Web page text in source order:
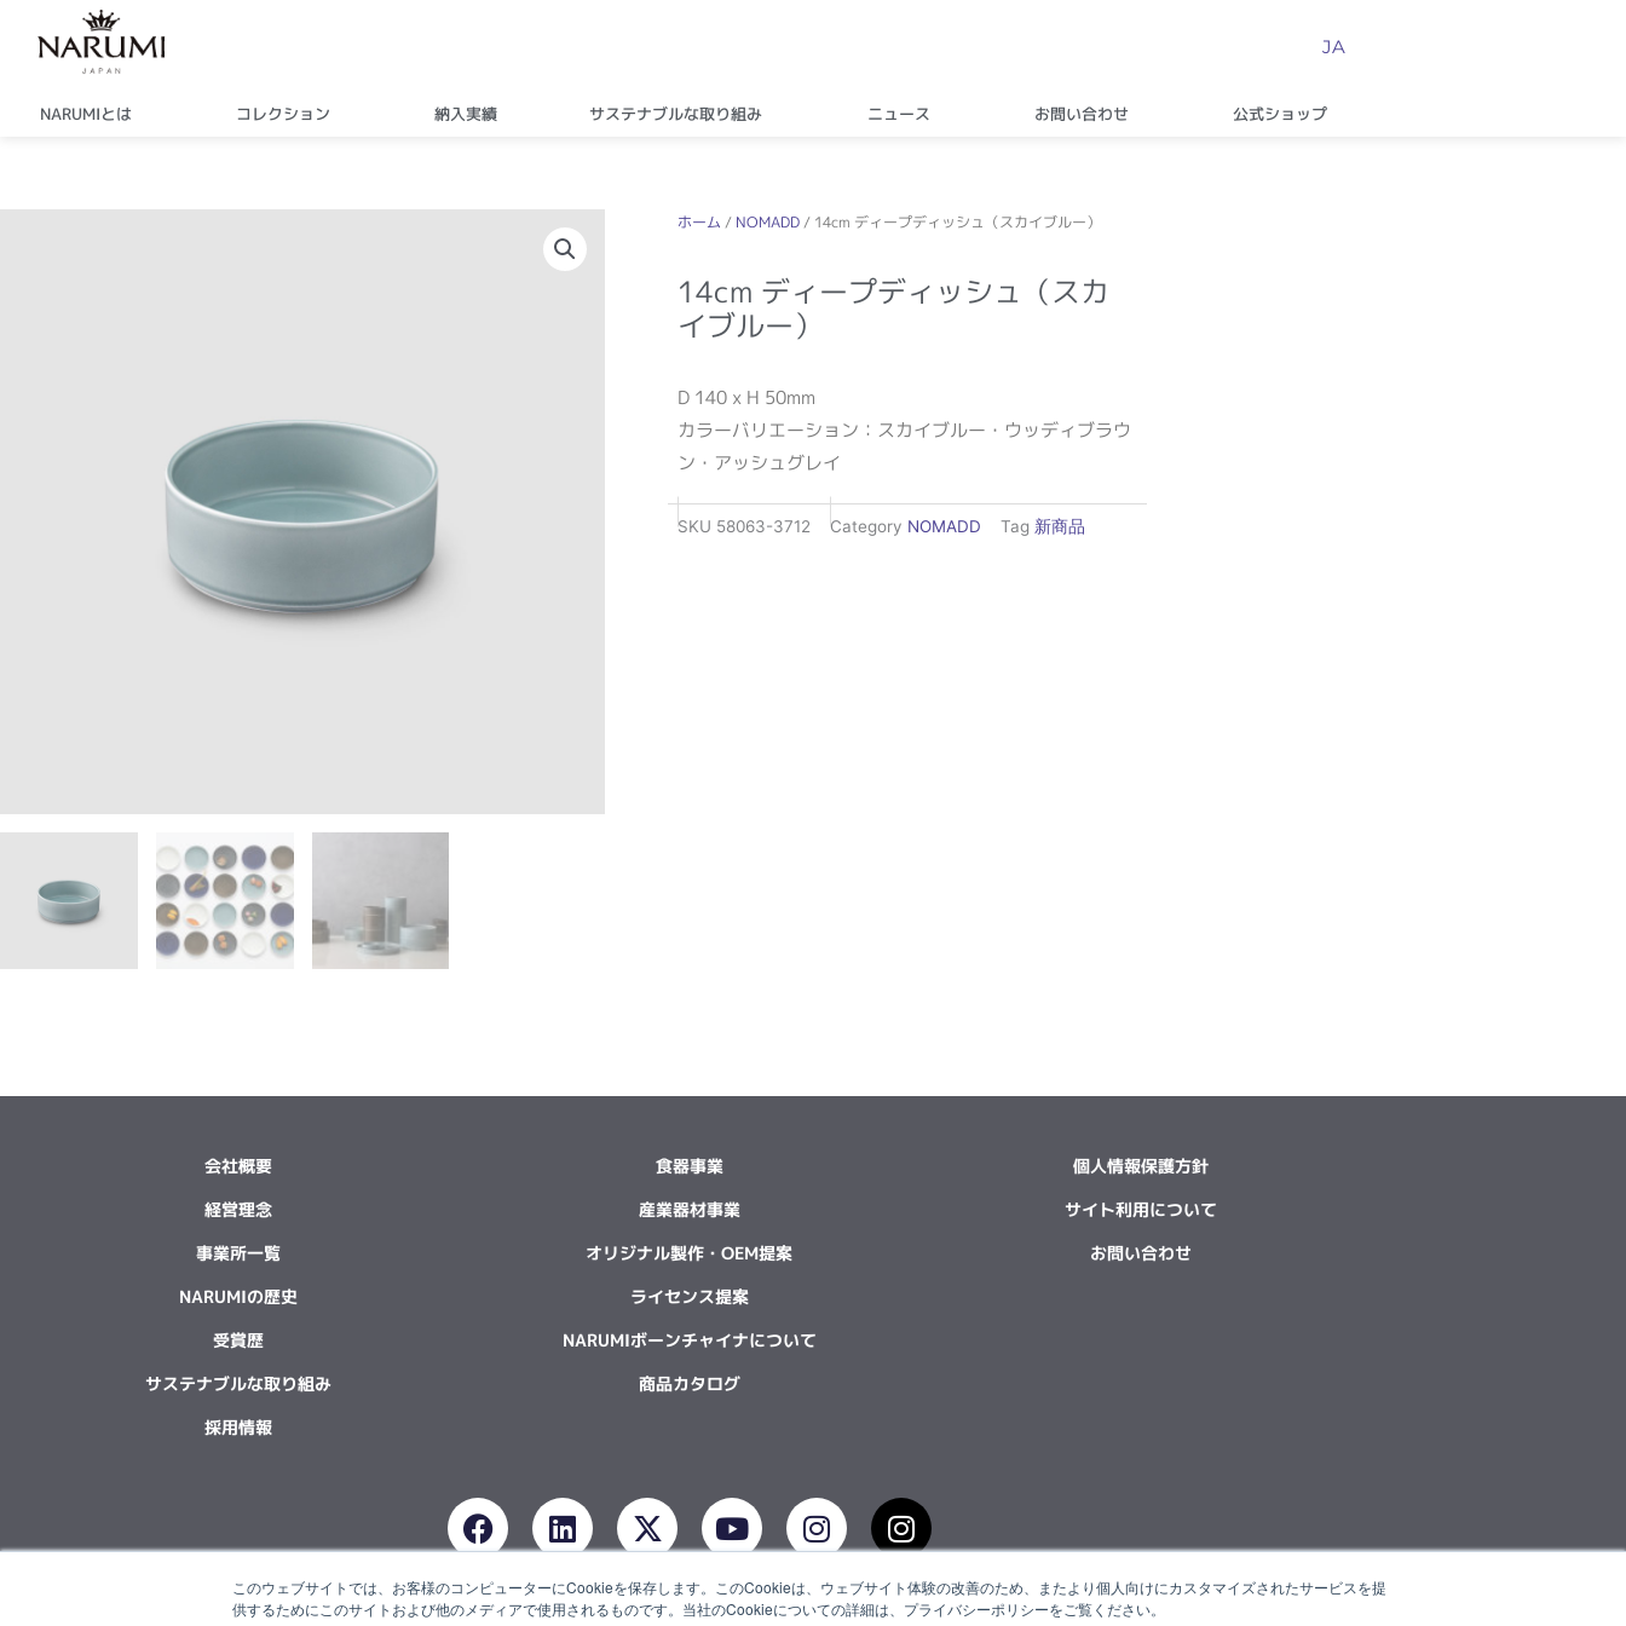
このウェブサイトでは、お客様のコンピューターにCookieを保存します。このCookieは、ウェブサイト体験の改善のため、またより個人向けにカスタマイズされたサービスを提
供するためにこのサイトおよび他のメディアで使用されるものです。当社のCookieについての詳細は、プライバシーポリシーをご覧ください。
プ
JA
NARUMIとは コレクション 納入実績 サステナブルな取り組み ニュース お問い合わせ 公式ショップ
ホーム / NOMADD / 14cm ディープディッシュ（スカイブルー）
14cm ディープディッシュ（スカ
イブルー）
D 140 x H 50mm
カラーバリエーション：スカイブルー・ウッディブラウ
ン・アッシュグレイ
SKU 58063-3712 Category NOMADD Tag 新商品
会社概要
経営理念
事業所一覧
NARUMIの歴史
受賞歴
サステナブルな取り組み
採用情報
食器事業
産業器材事業
オリジナル製作・OEM提案
ライセンス提案
NARUMIボーンチャイナについて
商品カタログ
個人情報保護方針
サイト利用について
お問い合わせ
F
a
c
e
L
i
k
X
-
t
w
Y
o
t
I
n
t
I
n
s
t